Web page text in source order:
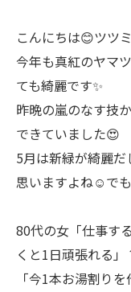
こんにちは😊ツツ
今年も真紅のヤマ
ても綺麗です✨
昨晩の嵐のなす技
できていました😍
5月は新緑が綺麗
思いますよね☺️でも
80代の女「仕事す
くと1日頑張れる」
「今1本お湯割り